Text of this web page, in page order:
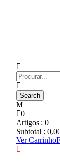
0
Artigos : 0
Subtotal :
Ver Carrinho